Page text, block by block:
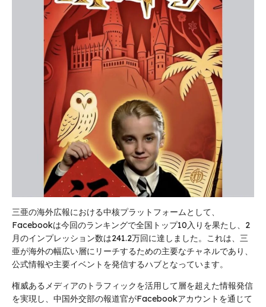
三亜の海外広報における中核プラットフォームとして、
Facebookは今回のランキングで全国トップ10入りを果たし、2
月のインプレッション数は241.2万回に達しました。これは、三
亜が海外の幅広い層にリーチするための主要なチャネルであり、
公式情報や主要イベントを発信するハブとなっています。
権威あるメディアのトラフィックを活用して層を超えた情報発信
を実現し、中国外交部の報道官がFacebookアカウントを通じて